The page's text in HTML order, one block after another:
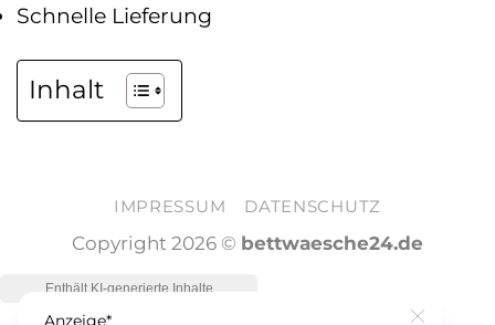
Schnelle Lieferung
Inhalt
IMPRESSUM DATENSCHUTZ
Copyright 2026 © bettwaesche24.de
Anzeige*